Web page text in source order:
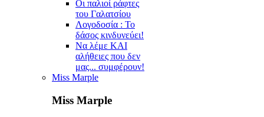
Οι παλιοί ράφτες
του Γαλατσίου
Λογοδοσία : Το
δάσος κινδυνεύει!
Να λέμε ΚΑΙ
αλήθειες που δεν
μας... συμφέρουν!
Miss Marple
Miss Marple